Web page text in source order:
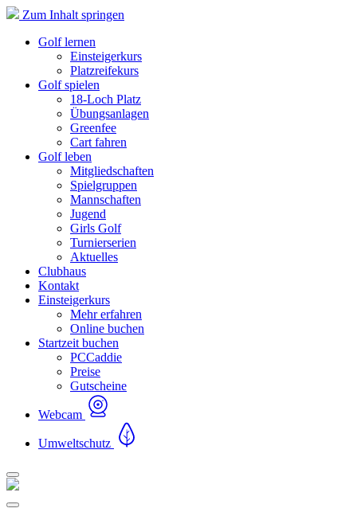
Zum Inhalt springen
Golf lernen
Einsteigerkurs
Platzreifekurs
Golf spielen
18-Loch Platz
Übungsanlagen
Greenfee
Cart fahren
Golf leben
Mitgliedschaften
Spielgruppen
Mannschaften
Jugend
Girls Golf
Turnierserien
Aktuelles
Clubhaus
Kontakt
Einsteigerkurs
Mehr erfahren
Online buchen
Startzeit buchen
PCCaddie
Preise
Gutscheine
Webcam
Umweltschutz